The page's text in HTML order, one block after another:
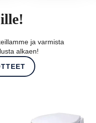
ja varmista
alkaen!